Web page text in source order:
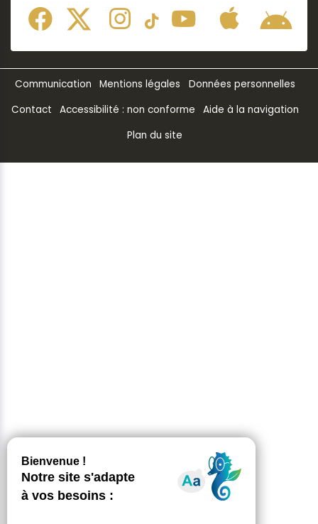
Communication Mentions légales
Données personnelles
Contact
Accessibilité : non conforme
Aide à la navigation
Plan du site